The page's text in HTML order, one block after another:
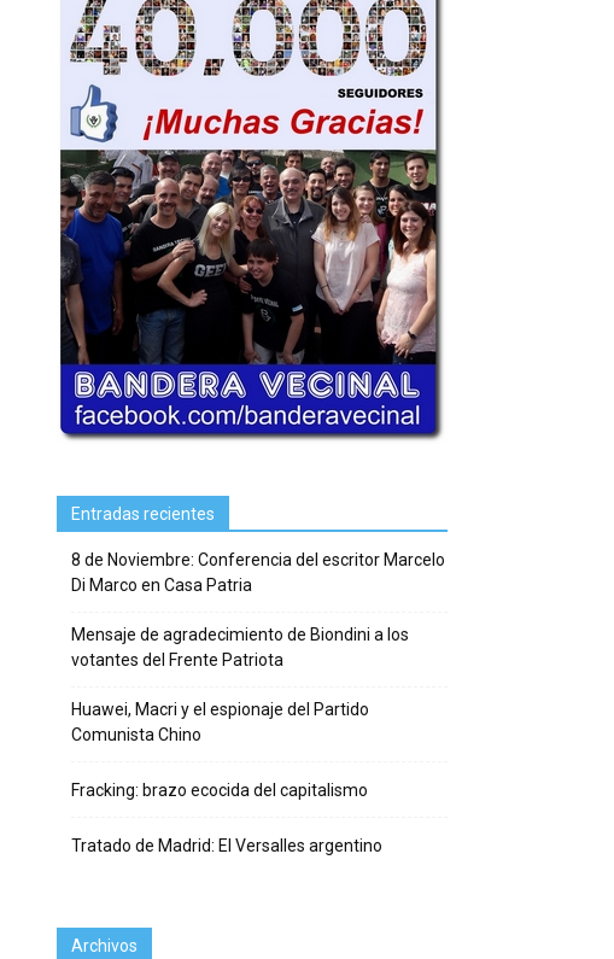
Entradas recientes
8 de Noviembre: Conferencia del escritor Marcelo
Di Marco en Casa Patria
Mensaje de agradecimiento de Biondini a los
votantes del Frente Patriota
Huawei, Macri y el espionaje del Partido
Comunista Chino
Fracking: brazo ecocida del capitalismo
Tratado de Madrid: El Versalles argentino
Archivos